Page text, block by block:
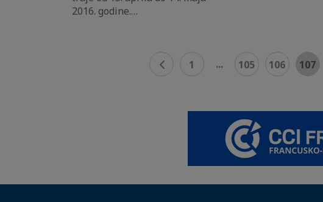
2016. godine.…
1 ... 105 106 107